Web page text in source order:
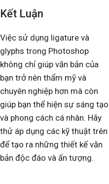
Kết Luận
Việc sử dụng ligature và
glyphs trong Photoshop
không chỉ giúp văn bản của
bạn trở nên thẩm mỹ và
chuyên nghiệp hơn mà còn
giúp bạn thể hiện sự sáng tạo
và phong cách cá nhân. Hãy
thử áp dụng các kỹ thuật trên
để tạo ra những thiết kế văn
bản độc đáo và ấn tượng.